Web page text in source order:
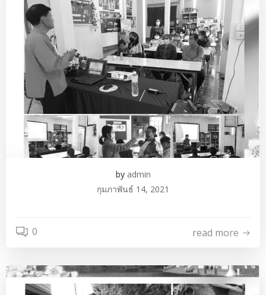
by admin
กุมภาพันธ์ 14, 2021
0 read more